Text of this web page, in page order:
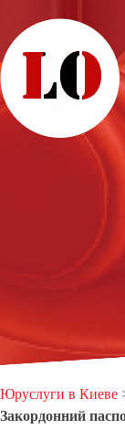
Юруслуги в Киеве
Закордонний